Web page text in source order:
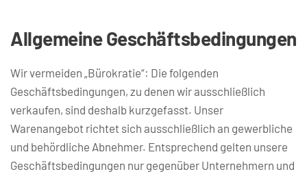
Allgemeine Geschäftsbedingungen
Wir vermeiden „Bürokratie“: Die folgenden
Geschäftsbedingungen, zu denen wir ausschließlich
verkaufen, sind deshalb kurzgefasst. Unser
Warenangebot richtet sich ausschließlich an gewerbliche
und behördliche Abnehmer. Entsprechend gelten unsere
Geschäftsbedingungen nur gegenüber Unternehmern und